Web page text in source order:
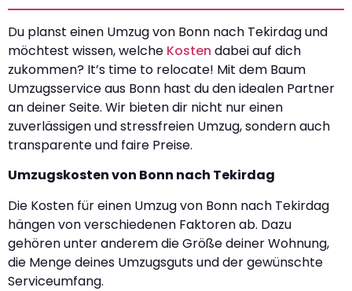
Du planst einen Umzug von Bonn nach Tekirdag und
möchtest wissen, welche Kosten dabei auf dich
zukommen? It’s time to relocate! Mit dem Baum
Umzugsservice aus Bonn hast du den idealen Partner
an deiner Seite. Wir bieten dir nicht nur einen
zuverlässigen und stressfreien Umzug, sondern auch
transparente und faire Preise.
Umzugskosten von Bonn nach Tekirdag
Die Kosten für einen Umzug von Bonn nach Tekirdag
hängen von verschiedenen Faktoren ab. Dazu
gehören unter anderem die Größe deiner Wohnung,
die Menge deines Umzugsguts und der gewünschte
Serviceumfang.